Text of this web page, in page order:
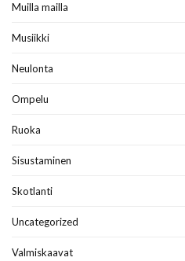
Muilla mailla
Musiikki
Neulonta
Ompelu
Ruoka
Sisustaminen
Skotlanti
Uncategorized
Valmiskaavat